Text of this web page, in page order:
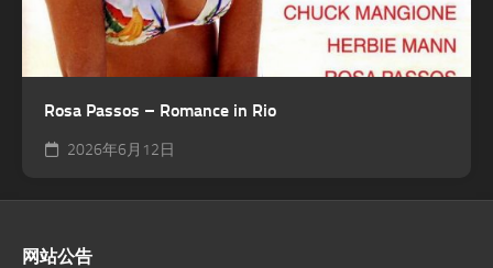
Rosa Passos – Romance in Rio
2026年6月12日
网站公告